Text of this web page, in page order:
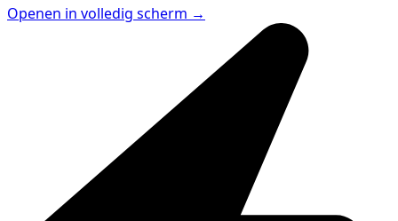
Openen in volledig scherm →